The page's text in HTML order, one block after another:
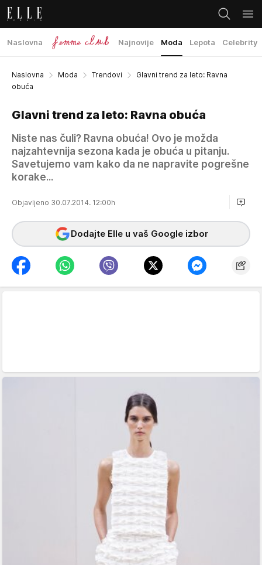
Naslovna Najnovije Moda Lepota Celebrity
Naslovna Moda Trendovi
Glavni trend za leto: Ravna
obuća
Glavni trend za leto: Ravna obuća
Niste nas čuli? Ravna obuća! Ovo je možda
najzahtevnija sezona kada je obuća u pitanju.
Savetujemo vam kako da ne napravite pogrešne
korake...
Objavljeno 30.07.2014. 12:00h
Dodajte Elle u vaš Google izbor